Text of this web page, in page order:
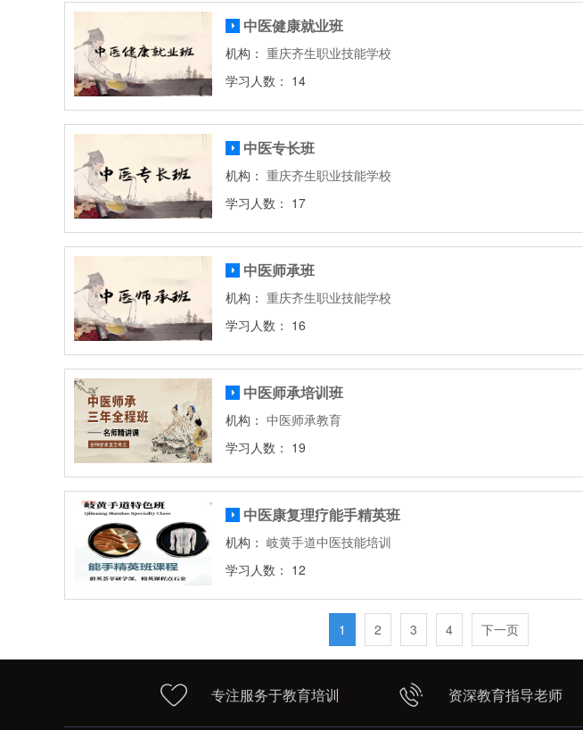
中医健康就业班
机构： 重庆齐生职业技能学校
学习人数： 14
中医专长班
机构： 重庆齐生职业技能学校
学习人数： 17
中医师承班
机构： 重庆齐生职业技能学校
学习人数： 16
中医师承培训班
机构： 中医师承教育
学习人数： 19
中医康复理疗能手精英班
机构： 岐黄手道中医技能培训
学习人数： 12
1 2 3 4 下一页
专注服务于教育培训 资深教育指导老师